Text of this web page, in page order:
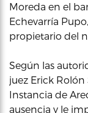
Moreda en el
Echevarría
propietario del
Según las
juez Erick
Instancia de
ausencia y le